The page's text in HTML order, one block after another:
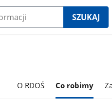
SZUKAJ
O RDOŚ Co robimy